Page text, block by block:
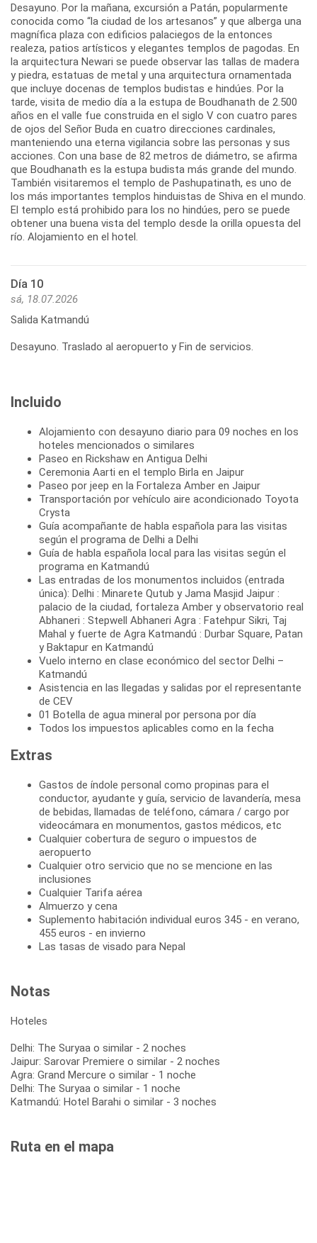
Desayuno. Por la mañana, excursión a Patán, popularmente
conocida como “la ciudad de los artesanos” y que alberga una
magnífica plaza con edificios palaciegos de la entonces
realeza, patios artísticos y elegantes templos de pagodas. En
la arquitectura Newari se puede observar las tallas de madera
y piedra, estatuas de metal y una arquitectura ornamentada
que incluye docenas de templos budistas e hindúes. Por la
tarde, visita de medio día a la estupa de Boudhanath de 2.500
años en el valle fue construida en el siglo V con cuatro pares
de ojos del Señor Buda en cuatro direcciones cardinales,
manteniendo una eterna vigilancia sobre las personas y sus
acciones. Con una base de 82 metros de diámetro, se afirma
que Boudhanath es la estupa budista más grande del mundo.
También visitaremos el templo de Pashupatinath, es uno de
los más importantes templos hinduistas de Shiva en el mundo.
El templo está prohibido para los no hindúes, pero se puede
obtener una buena vista del templo desde la orilla opuesta del
río. Alojamiento en el hotel.
Día 10
sá, 18.07.2026
Salida Katmandú
Desayuno. Traslado al aeropuerto y Fin de servicios.
Incluido
Alojamiento con desayuno diario para 09 noches en los
hoteles mencionados o similares
Paseo en Rickshaw en Antigua Delhi
Ceremonia Aarti en el templo Birla en Jaipur
Paseo por jeep en la Fortaleza Amber en Jaipur
Transportación por vehículo aire acondicionado Toyota
Crysta
Guía acompañante de habla española para las visitas
según el programa de Delhi a Delhi
Guía de habla española local para las visitas según el
programa en Katmandú
Las entradas de los monumentos incluidos (entrada
única): Delhi : Minarete Qutub y Jama Masjid Jaipur :
palacio de la ciudad, fortaleza Amber y observatorio real
Abhaneri : Stepwell Abhaneri Agra : Fatehpur Sikri, Taj
Mahal y fuerte de Agra Katmandú : Durbar Square, Patan
y Baktapur en Katmandú
Vuelo interno en clase económico del sector Delhi –
Katmandú
Asistencia en las llegadas y salidas por el representante
de CEV
01 Botella de agua mineral por persona por día
Todos los impuestos aplicables como en la fecha
Extras
Gastos de índole personal como propinas para el
conductor, ayudante y guía, servicio de lavandería, mesa
de bebidas, llamadas de teléfono, cámara / cargo por
videocámara en monumentos, gastos médicos, etc
Cualquier cobertura de seguro o impuestos de
aeropuerto
Cualquier otro servicio que no se mencione en las
inclusiones
Cualquier Tarifa aérea
Almuerzo y cena
Suplemento habitación individual euros 345 - en verano,
455 euros - en invierno
Las tasas de visado para Nepal
Notas
Hoteles
Delhi: The Suryaa o similar - 2 noches
Jaipur: Sarovar Premiere o similar - 2 noches
Agra: Grand Mercure o similar - 1 noche
Delhi: The Suryaa o similar - 1 noche
Katmandú: Hotel Barahi o similar - 3 noches
Ruta en el mapa